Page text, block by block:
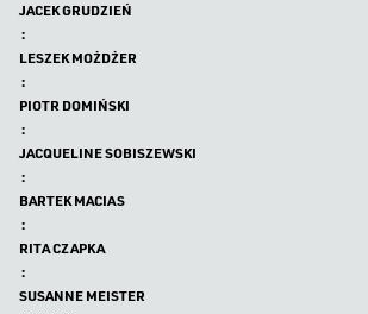
JACEK GRUDZIEŃ
:
LESZEK MOŻDŻER
:
PIOTR DOMIŃSKI
:
JACQUELINE SOBISZEWSKI
:
BARTEK MACIAS
:
RITA CZAPKA
:
SUSANNE MEISTER